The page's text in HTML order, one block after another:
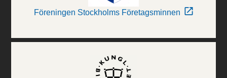
Föreningen Stockholms Företagsminnen